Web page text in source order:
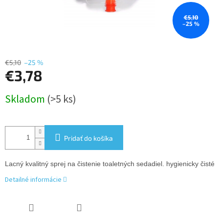
€5,10
–25 %
€5,10 –25 %
€3,78
cena:
Skladom (>5 ks)
Pridať do košíka
Lacný kvalitný sprej na čistenie toaletných sedadiel. hygienicky
Detailné informácie